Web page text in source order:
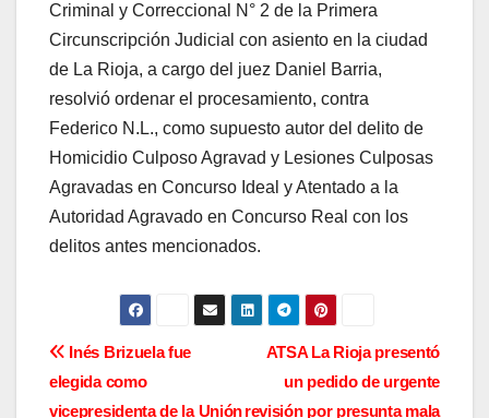
Criminal y Correccional N° 2 de la Primera
Circunscripción Judicial con asiento en la ciudad
de La Rioja, a cargo del juez Daniel Barria,
resolvió ordenar el procesamiento, contra
Federico N.L., como supuesto autor del delito de
Homicidio Culposo Agravad y Lesiones Culposas
Agravadas en Concurso Ideal y Atentado a la
Autoridad Agravado en Concurso Real con los
delitos antes mencionados.
N
a
ATSA La Rioja presentó
un pedido de urgente
revisión por presunta mala
Inés Brizuela fue
elegida como
vicepresidenta de la Unión